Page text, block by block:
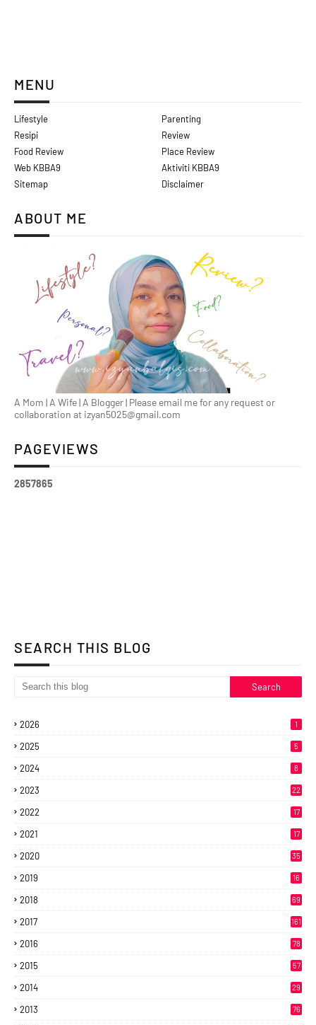
MENU
Lifestyle
Parenting
Resipi
Review
Food Review
Place Review
Web KBBA9
Aktiviti KBBA9
Sitemap
Disclaimer
ABOUT ME
A Mom | A Wife | A Blogger | Please email me for any request or
collaboration at izyan5025@gmail.com
PAGEVIEWS
2857865
SEARCH THIS BLOG
2026 1
2025 5
2024 8
2023 22
2022 17
2021 17
2020 35
2019 16
2018 69
2017 161
2016 78
2015 57
2014 29
2013 76